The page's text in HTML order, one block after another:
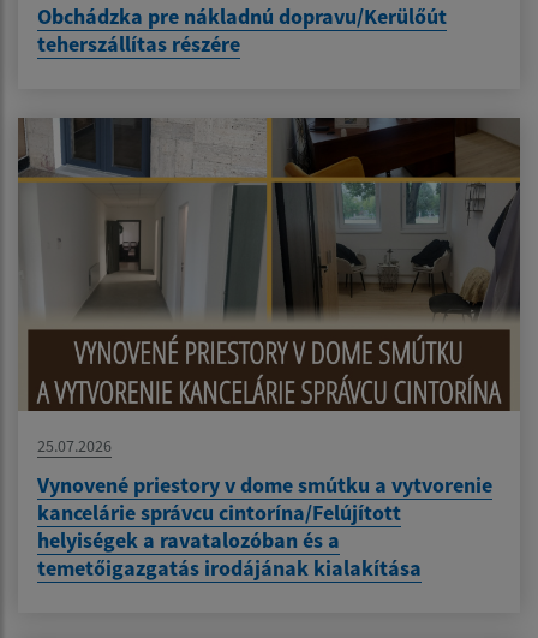
Obchádzka pre nákladnú dopravu/Kerülőút
teherszállítas részére
25.07.2026
Vynovené priestory v dome smútku a vytvorenie
kancelárie správcu cintorína/Felújított
helyiségek a ravatalozóban és a
temetőigazgatás irodájának kialakítása